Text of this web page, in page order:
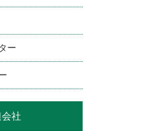
ー
社